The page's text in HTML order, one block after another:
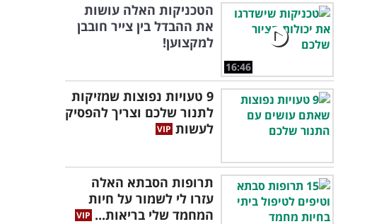
16:46
הטכניקות האלה עושות
את ההבדל בין צייר חובבן
למקצוען!
9 טעויות נפוצות שמזיקות
לתנור שלכם וצריך להפסיק
לעשות
תרופות הסבתא האלה
עזרו לי לשמור על חיות
המחמד שלי בריאות...